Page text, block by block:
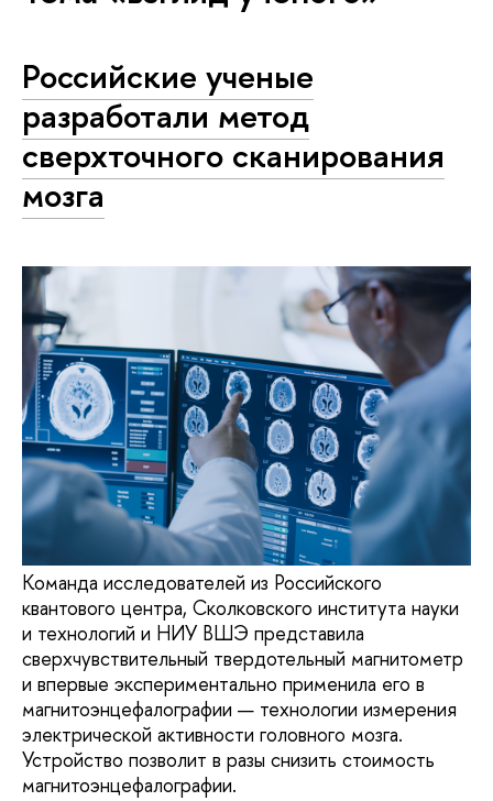
Российские ученые
разработали метод
сверхточного сканирования
мозга
Команда исследователей из Российского
квантового центра, Сколковского института науки
и технологий и НИУ ВШЭ представила
сверхчувствительный твердотельный магнитометр
и впервые экспериментально применила его в
магнитоэнцефалографии — технологии измерения
электрической активности головного мозга.
Устройство позволит в разы снизить стоимость
магнитоэнцефалографии.